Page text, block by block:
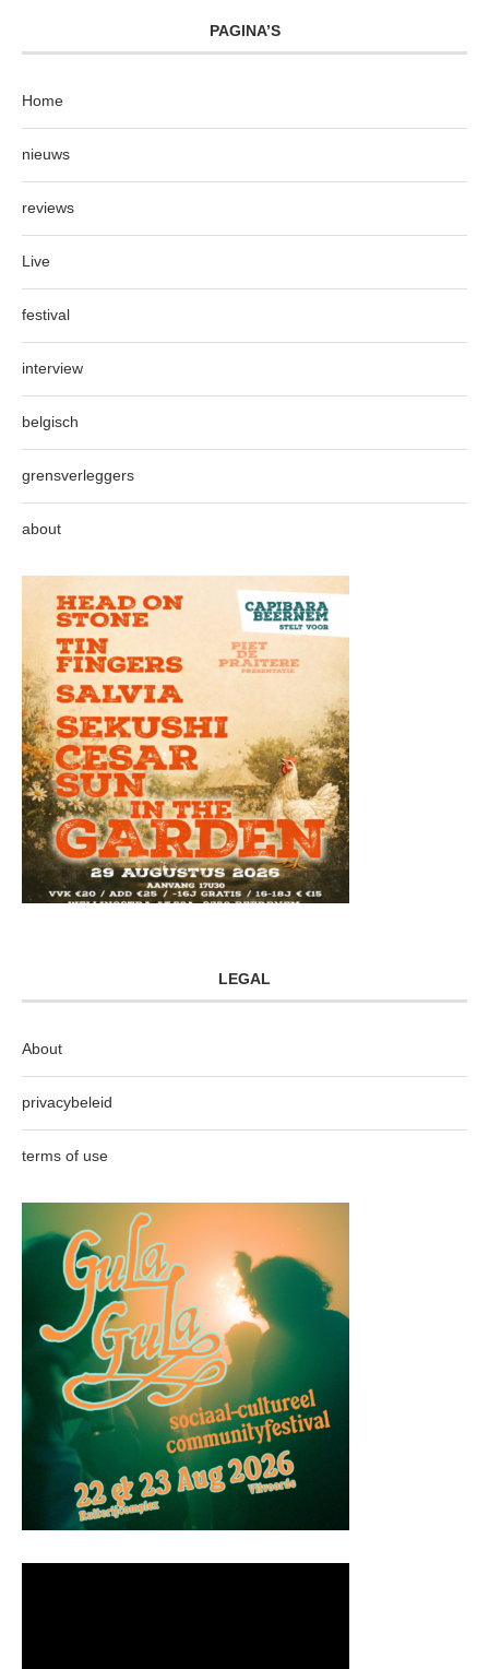
PAGINA’S
Home
nieuws
reviews
Live
festival
interview
belgisch
grensverleggers
about
LEGAL
About
privacybeleid
terms of use